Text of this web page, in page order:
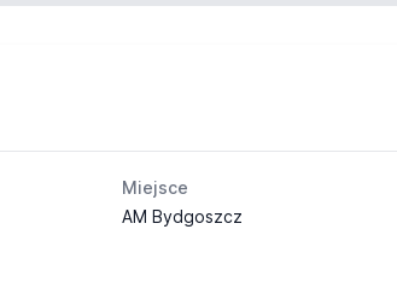
Miejsce
AM Bydgoszcz